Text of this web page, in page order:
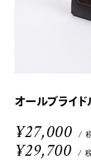
オールブライド
¥27,000 /
¥29,700 /